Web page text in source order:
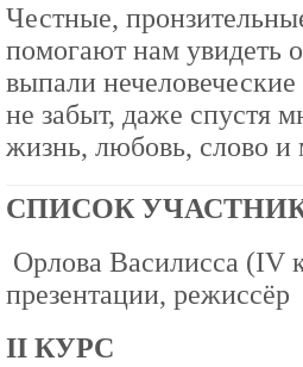
Честные,
помогают нам
выпали
не забыт, даже спустя
жизнь, любовь, слово и
СПИСОК
Орлова Василисса (IV
презентации, режиссёр
II КУРС